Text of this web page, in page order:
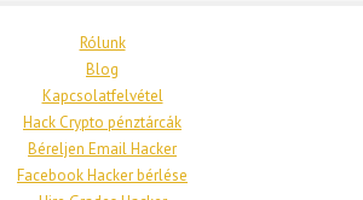
Rólunk
Blog
Kapcsolatfelvétel
Hack Crypto pénztárcák
Béreljen Email Hacker
Facebook Hacker bérlése
Deutsch (Österreich)
Deutsch (Schweiz)
Español
فارسی